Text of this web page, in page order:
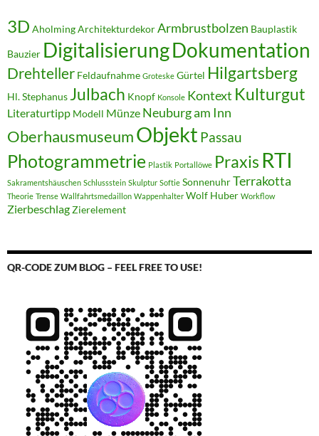
3D AholmingArchitekturdekorArmbrustbolzen Bauplastik
Bauzier DigitalisierungDokumentation
Drehteller Feldaufnahme Groteske Gürtel Hilgartsberg
Hl. Stephanus Julbach Knopf Konsole Kontext Kulturgut
Literaturtipp Modell Münze Neuburg am Inn
OberhausmuseumObjekt Passau
Photogrammetrie Plastik Portallöwe Praxis RTI
Sakramentshäuschen Schlussstein Skulptur Softie SonnenuhrTerrakotta
Theorie Trense Wallfahrtsmedaillon Wappenhalter Wolf Huber Workflow
ZierbeschlagZierelement
QR-CODE ZUM BLOG – FEEL FREE TO USE!